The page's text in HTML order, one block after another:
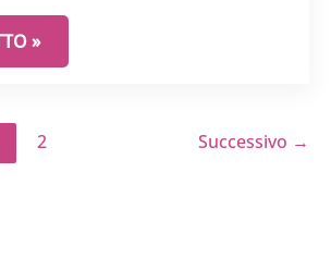
INTERVISTA SU RADIO
»
2 Successivo →